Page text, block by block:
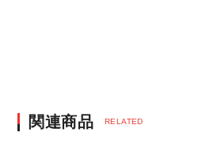
決済後の正式注文後のキャン
て
関連商品 RELATED